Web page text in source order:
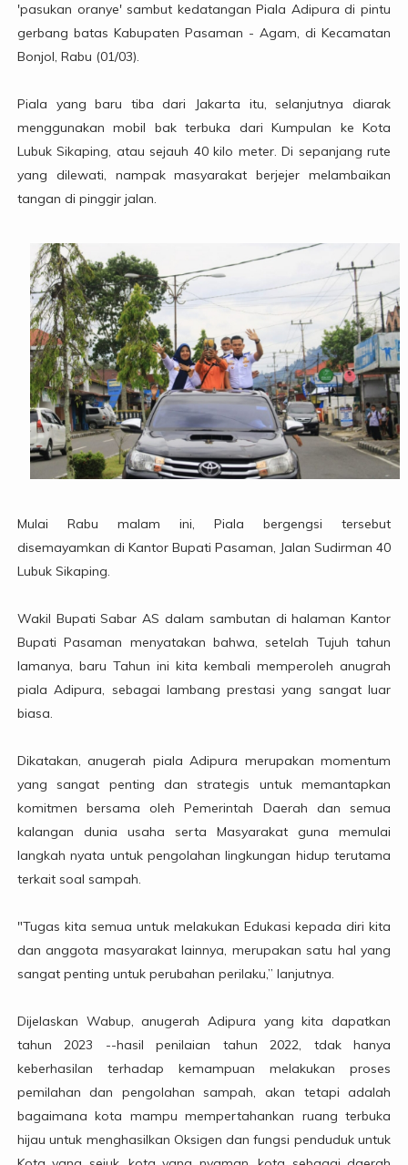
'pasukan oranye' sambut kedatangan Piala Adipura di pintu
gerbang batas Kabupaten Pasaman - Agam, di Kecamatan
Bonjol, Rabu (01/03).
Piala yang baru tiba dari Jakarta itu, selanjutnya diarak
menggunakan mobil bak terbuka dari Kumpulan ke Kota
Lubuk Sikaping, atau sejauh 40 kilo meter. Di sepanjang rute
yang dilewati, nampak masyarakat berjejer melambaikan
tangan di pinggir jalan.
Mulai Rabu malam ini, Piala bergengsi tersebut
disemayamkan di Kantor Bupati Pasaman, Jalan Sudirman 40
Lubuk Sikaping.
Wakil Bupati Sabar AS dalam sambutan di halaman Kantor
Bupati Pasaman menyatakan bahwa, setelah Tujuh tahun
lamanya, baru Tahun ini kita kembali memperoleh anugrah
piala Adipura, sebagai lambang prestasi yang sangat luar
biasa.
Dikatakan, anugerah piala Adipura merupakan momentum
yang sangat penting dan strategis untuk memantapkan
komitmen bersama oleh Pemerintah Daerah dan semua
kalangan dunia usaha serta Masyarakat guna memulai
langkah nyata untuk pengolahan lingkungan hidup terutama
terkait soal sampah.
"Tugas kita semua untuk melakukan Edukasi kepada diri kita
dan anggota masyarakat lainnya, merupakan satu hal yang
sangat penting untuk perubahan perilaku,” lanjutnya.
Dijelaskan Wabup, anugerah Adipura yang kita dapatkan
tahun 2023 --hasil penilaian tahun 2022, tdak hanya
keberhasilan terhadap kemampuan melakukan proses
pemilahan dan pengolahan sampah, akan tetapi adalah
bagaimana kota mampu mempertahankan ruang terbuka
hijau untuk menghasilkan Oksigen dan fungsi penduduk untuk